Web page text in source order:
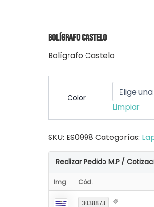
Bolígrafo Castelo
Bolígrafo Castelo
Color
Limpiar
SKU: ES0998 Categorías:
Realizar Pedido M.P /
Img Cód.
3038873